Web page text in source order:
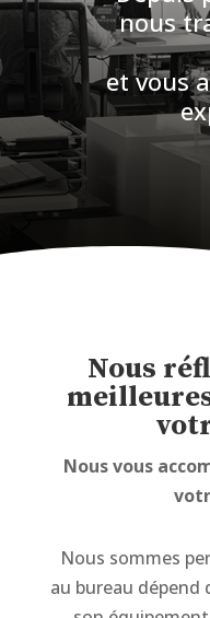
nous
et vous
Nous
Nous vous
Nous sommes
au bureau